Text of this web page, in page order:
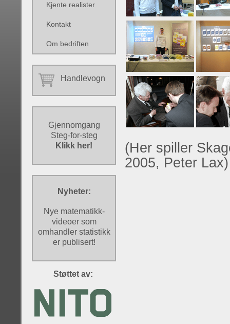
(Her spiller
2005, Peter Lax)
Kjente realister
Kontakt
Om bedriften
Handlevogn
Gjennomgang
Steg-for-steg
Klikk her!
Nyheter:
Nye matematikk-
videoer som
omhandler statistikk
er publisert!
Støttet av: